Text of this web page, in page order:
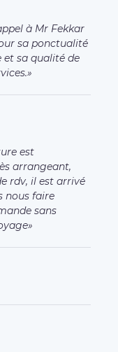
à Mr Fekkar
sa ponctualité
et sa qualité de
est
arrangeant,
rdv, il est arrivé
nous faire
sans